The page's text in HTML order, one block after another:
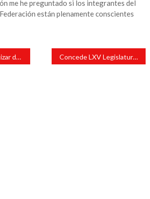
me he preguntado si los integrantes del
están plenamente conscientes
policial Concede LXV Legislatura licencia a diputados para separarse del cargo